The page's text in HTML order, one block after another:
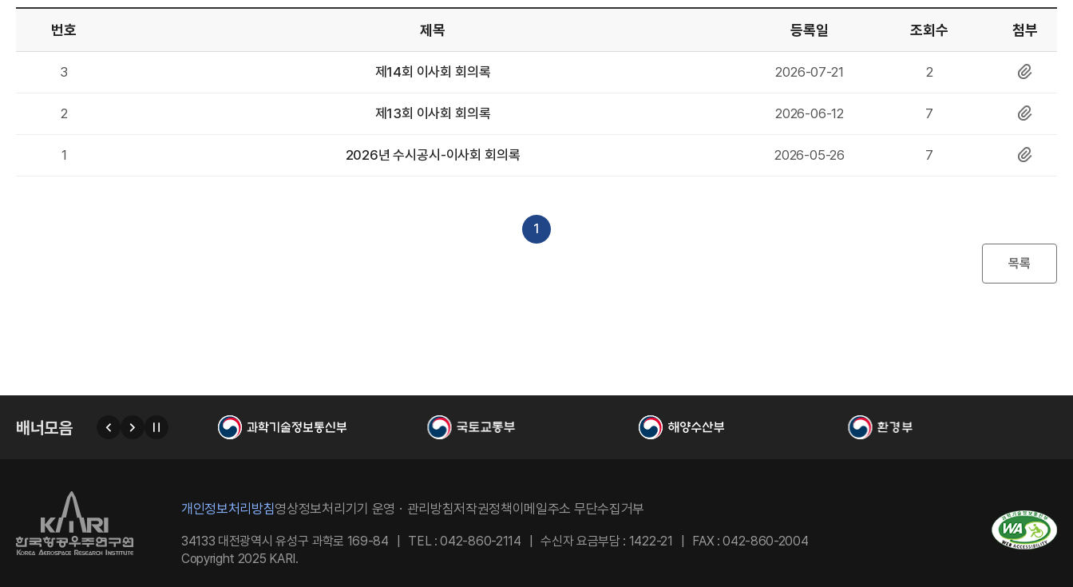
R
한
어
입
력
번호 제목 등록일 조회수 첨부
3 제목
제14회 이사회 회의록
등
일
2026-07-21
조
수
2
첨
파
2 제목
제13회 이사회 회의록
등
일
2026-06-12
조
수
7
첨
파
1 제목
2026년 수시공시-이사회 회의록
등
2026-05-26
조
7
첨
1
목록
배너모음
이
다
자
개인정보처리방침영상정보처리기기 운영ㆍ관리방침저작권정책이메일주소 무단수집거부
34133 대전광역시 유성구 과학로 169-84 TEL : 042-860-2114 수신자 요금부담 : 1422-21
FAX : 042-860-2004
Copyright 2025 KARI.